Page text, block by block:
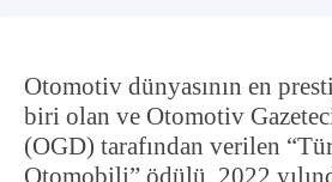
Otomotiv dünyasının en
biri olan ve Otomotiv
(OGD) tarafından verilen
Otomobili” ödülü, 2022